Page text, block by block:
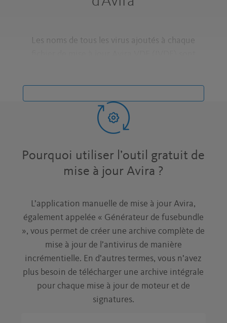
Les noms de tous les virus ajoutés à chaque
Pourquoi utiliser l’outil gratuit de
mise à jour Avira ?
L’application manuelle de mise à jour Avira,
également appelée « Générateur de fusebundle
», vous permet de créer une archive complète de
mise à jour de l’antivirus de manière
incrémentielle. En d’autres termes, vous n’avez
plus besoin de télécharger une archive intégrale
pour chaque mise à jour de moteur et de
signatures.